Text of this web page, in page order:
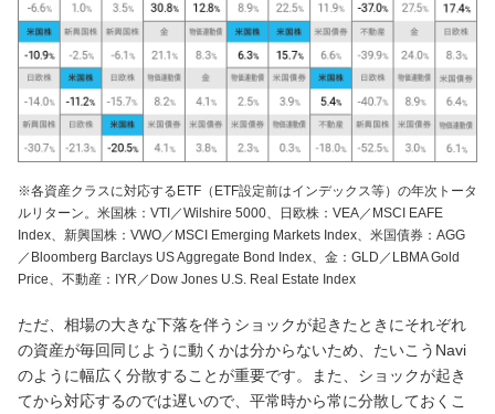
※各資産クラスに対応するETF（ETF設定前はインデックス等）の年次トータ
ルリターン。米国株：VTI／Wilshire 5000、日欧株：VEA／MSCI EAFE
Index、新興国株：VWO／MSCI Emerging Markets Index、米国債券：AGG
／Bloomberg Barclays US Aggregate Bond Index、金：GLD／LBMA Gold
Price、不動産：IYR／Dow Jones U.S. Real Estate Index
ただ、相場の大きな下落を伴うショックが起きたときにそれぞれ
の資産が毎回同じように動くかは分からないため、たいこうNavi
のように幅広く分散することが重要です。また、ショックが起き
てから対応するのでは遅いので、平常時から常に分散しておくこ